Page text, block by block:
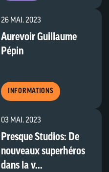
26 MAI. 2023
Aurevoir Guillaume
Pépin
INFORMATIONS
03 MAI. 2023
Presque Studios: De
nouveaux superhéros
dans la v...